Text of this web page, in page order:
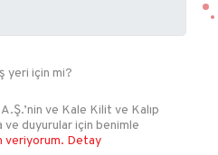
yeri için mi?
ve Kale Kilit ve Kalıp
ve duyurular için benimle
veriyorum. Detay